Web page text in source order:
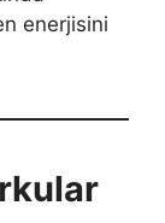
enerjisini